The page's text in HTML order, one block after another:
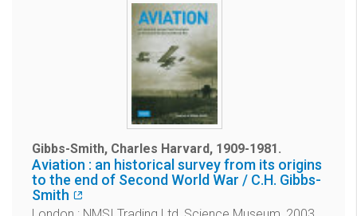
Gibbs-Smith, Charles Harvard, 1909-1981.
Aviation : an historical survey from its origins
to the end of Second World War / C.H. Gibbs-
Smith